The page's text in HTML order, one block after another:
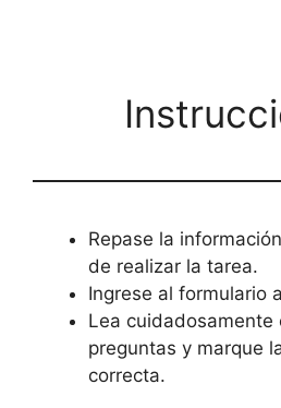
Repase la
de realizar la tarea.
Ingrese al formulario
Lea cuidadosamente
preguntas y marque
correcta.